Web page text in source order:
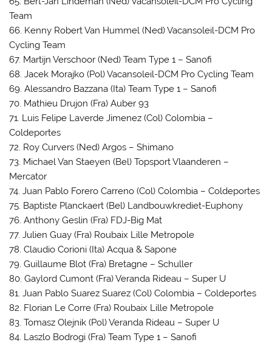
Team
66. Kenny Robert Van Hummel (Ned) Vacansoleil-DCM Pro
Cycling Team
67. Martijn Verschoor (Ned) Team Type 1 – Sanofi
68. Jacek Morajko (Pol) Vacansoleil-DCM Pro Cycling Team
69. Alessandro Bazzana (Ita) Team Type 1 – Sanofi
70. Mathieu Drujon (Fra) Auber 93
71. Luis Felipe Laverde Jimenez (Col) Colombia –
Coldeportes
72. Roy Curvers (Ned) Argos – Shimano
73. Michael Van Staeyen (Bel) Topsport Vlaanderen –
Mercator
74. Juan Pablo Forero Carreno (Col) Colombia – Coldeportes
75. Baptiste Planckaert (Bel) Landbouwkrediet-Euphony
76. Anthony Geslin (Fra) FDJ-Big Mat
77. Julien Guay (Fra) Roubaix Lille Metropole
78. Claudio Corioni (Ita) Acqua & Sapone
79. Guillaume Blot (Fra) Bretagne – Schuller
80. Gaylord Cumont (Fra) Veranda Rideau – Super U
81. Juan Pablo Suarez Suarez (Col) Colombia – Coldeportes
82. Florian Le Corre (Fra) Roubaix Lille Metropole
83. Tomasz Olejnik (Pol) Veranda Rideau – Super U
84. Laszlo Bodrogi (Fra) Team Type 1 – Sanofi